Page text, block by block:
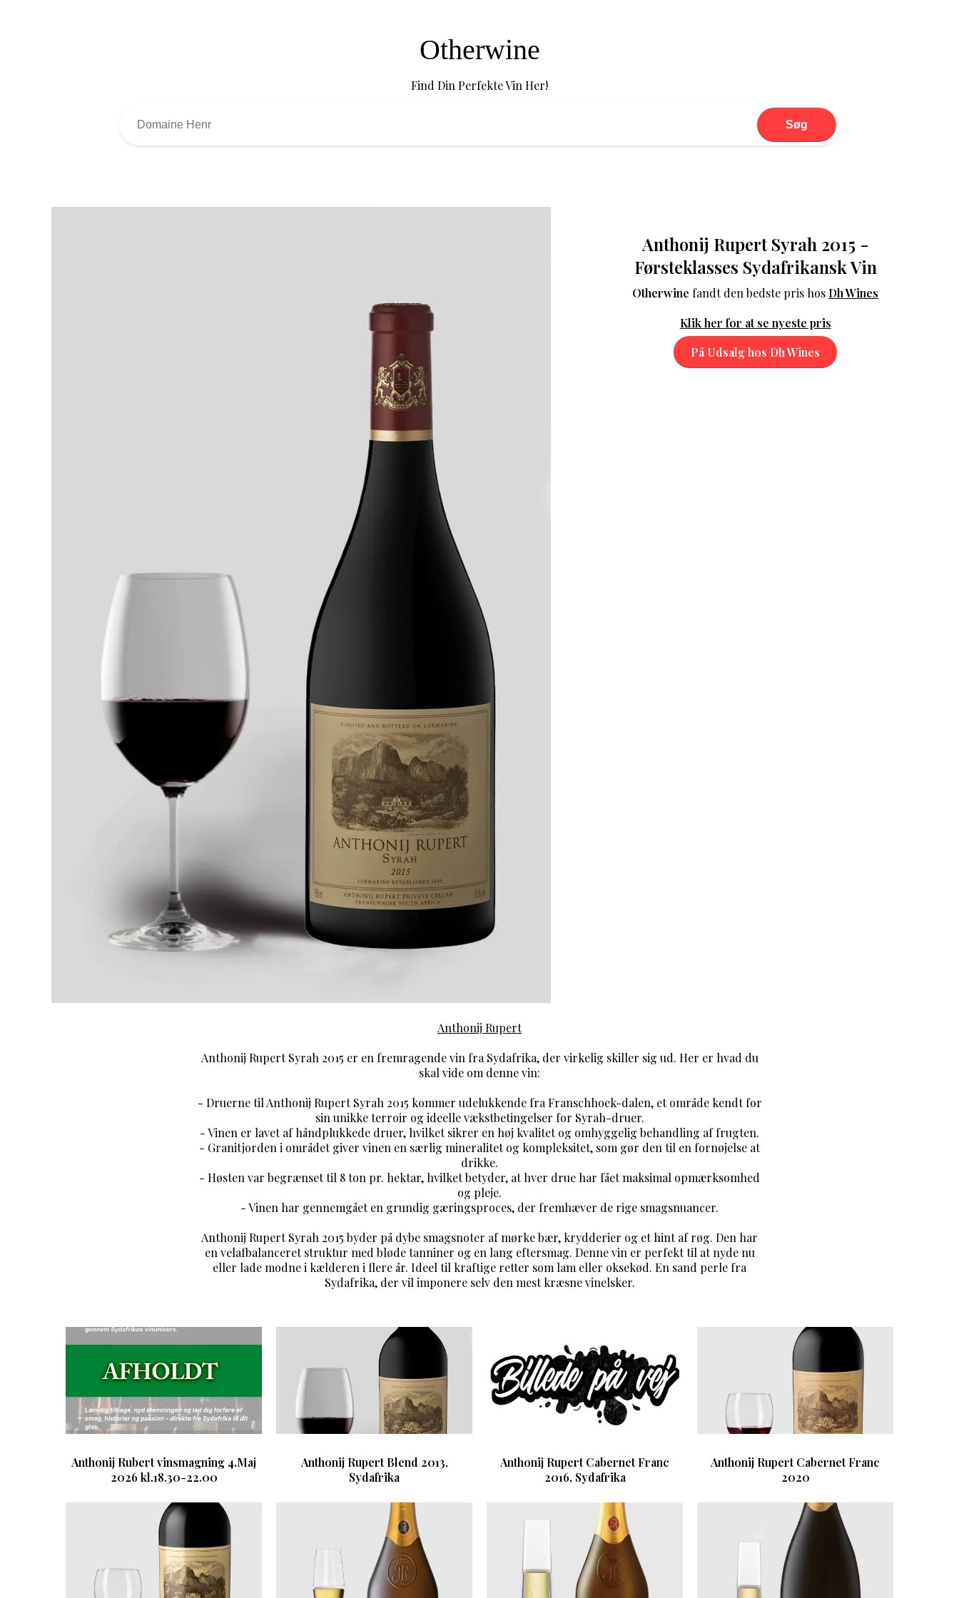
Otherwine
Find Din Perfekte Vin Her!
Søg
Anthonij Rupert Syrah 2015 -
Førsteklasses Sydafrikansk Vin
Otherwine fandt den bedste pris hos Dh Wines
Klik her for at se nyeste pris
På Udsalg hos Dh Wines
Anthonij Rupert
Anthonij Rupert Syrah 2015 er en fremragende vin fra Sydafrika, der virkelig skiller sig ud. Her er hvad du
skal vide om denne vin:
- Druerne til Anthonij Rupert Syrah 2015 kommer udelukkende fra Franschhoek-dalen, et område kendt for
sin unikke terroir og ideelle vækstbetingelser for Syrah-druer.
- Vinen er lavet af håndplukkede druer, hvilket sikrer en høj kvalitet og omhyggelig behandling af frugten.
- Granitjorden i området giver vinen en særlig mineralitet og kompleksitet, som gør den til en fornøjelse at
drikke.
- Høsten var begrænset til 8 ton pr. hektar, hvilket betyder, at hver drue har fået maksimal opmærksomhed
og pleje.
- Vinen har gennemgået en grundig gæringsproces, der fremhæver de rige smagsnuancer.
Anthonij Rupert Syrah 2015 byder på dybe smagsnoter af mørke bær, krydderier og et hint af røg. Den har
en velafbalanceret struktur med bløde tanniner og en lang eftersmag. Denne vin er perfekt til at nyde nu
eller lade modne i kælderen i flere år. Ideel til kraftige retter som lam eller oksekød. En sand perle fra
Sydafrika, der vil imponere selv den mest kræsne vinelsker.
Anthonij Rubert vinsmagning 4.Maj
2026 kl.18.30-22.00
Anthonij Rupert Blend 2013,
Sydafrika
Anthonij Rupert Cabernet Franc
2016, Sydafrika
Anthonij Rupert Cabernet Franc
2020